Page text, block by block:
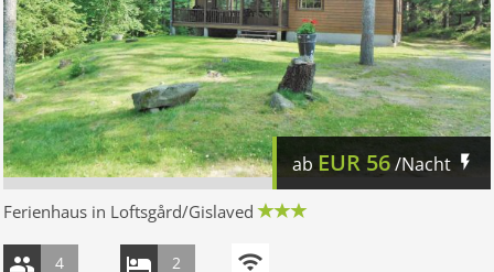
ab EUR 56/Nacht
Ferienhaus in Loftsgård/Gislaved
4 2